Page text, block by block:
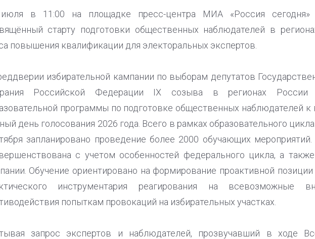
в 11:00 на площадке пресс-центра МИА «Россия сегодня»
cтарту подготовки общественных наблюдателей в
повышения квалификации для электоральных экспертов.
избирательной кампании по выборам депутатов
Российской Федерации IX созыва в регионах России
программы по подготовке общественных наблюдателей
день голосования 2026 года. Всего в рамках образовательного
запланировано проведение более 2000 обучающих
с учетом особенностей федерального цикла, а
Обучение ориентировано на формирование проактивной
инструментария реагирования на всевозможные
попыткам провокаций на избирательных участках.
запрос экспертов и наблюдателей, прозвучавший в ходе